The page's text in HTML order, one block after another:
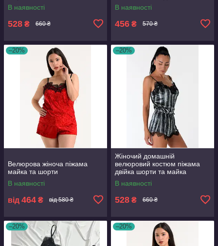
В наявності
528 ₴ 660 ₴
В наявності
456 ₴ 570 ₴
–20%
Велюрова жіноча піжама
майка та шорти
В наявності
від 464 ₴ від 580 ₴
–20%
Жіночий домашній
велюровий костюм піжама
двійка шорти та майка
В наявності
528 ₴ 660 ₴
–20% –20%